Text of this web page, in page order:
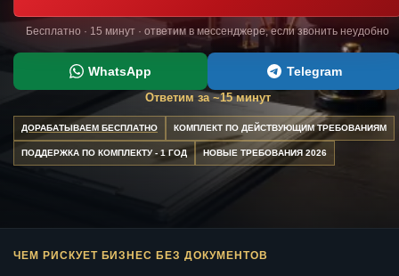
Бесплатно · 15 минут · ответим в мессенджере, если звонить неудобно
WhatsApp Telegram
Ответим за ~15 минут
ДОРАБАТЫВАЕМ БЕСПЛАТНО КОМПЛЕКТ ПО ДЕЙСТВУЮЩИМ ТРЕБОВАНИЯМ
ПОДДЕРЖКА ПО КОМПЛЕКТУ - 1 ГОД НОВЫЕ ТРЕБОВАНИЯ 2026
ЧЕМ РИСКУЕТ БИЗНЕС БЕЗ ДОКУМЕНТОВ